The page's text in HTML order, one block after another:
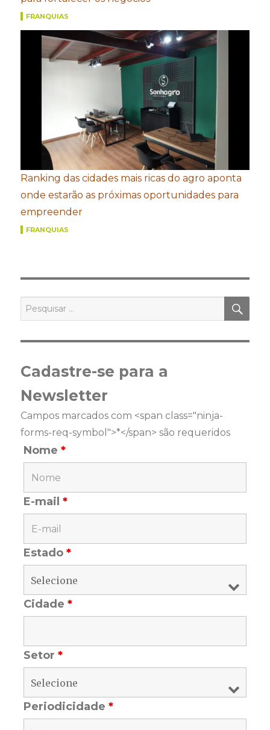
FRANQUIAS
Ranking das cidades mais ricas do agro aponta
onde estarão as próximas oportunidades para
empreender
FRANQUIAS
por:
Cadastre-se para a
Newsletter
Campos marcados com <span class="ninja-
forms-req-symbol">*</span> são requeridos
Nome*
E-mail*
Estado*
Cidade*
Setor*
Periodicidade*